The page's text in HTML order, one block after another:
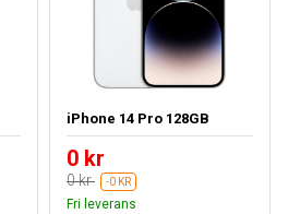
iPhone 14 Pro 128GB
0 kr
0 kr -0 KR
Fri leverans